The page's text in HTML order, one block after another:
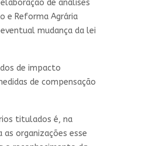
de análises
e Reforma Agrária
mudança da lei
de impacto
de compensação
titulados é, na
organizações esse